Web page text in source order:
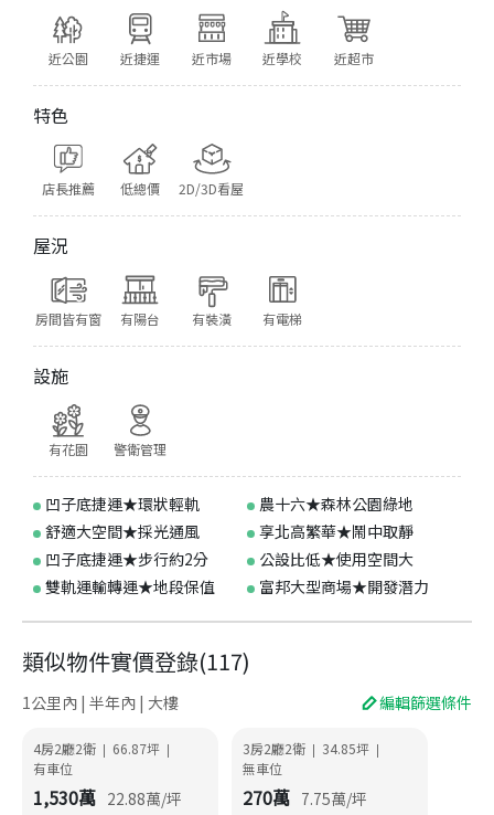
近公園 近捷運 近市場 近學校 近超市
特色
店長推薦 低總價 2D/3D看屋
屋況
房間皆有窗 有陽台 有裝潢 有電梯
設施
有花園 警衛管理
凹子底捷運★環狀輕軌
農十六★森林公園綠地
舒適大空間★採光通風
享北高繁華★鬧中取靜
凹子底捷運★步行約2分
公設比低★使用空間大
雙軌運輸轉運★地段保值
富邦大型商場★開發潛力
類似物件實價登錄(117)
1公里內 | 半年內 | 大樓 編輯篩選條件
4房2廳2衛 | 66.87坪 |
有車位
1,530萬 22.88萬/坪
3房2廳2衛 | 34.85坪 |
無車位
270萬 7.75萬/坪